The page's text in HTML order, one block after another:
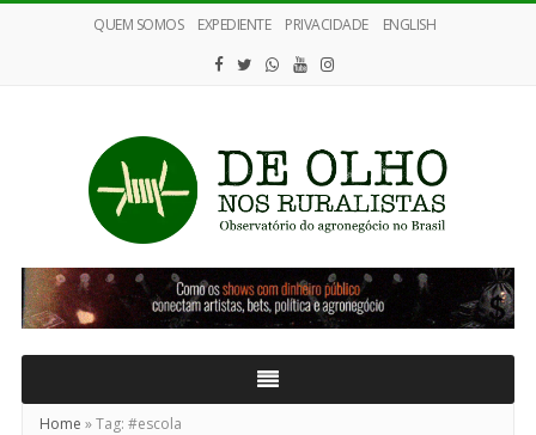
QUEM SOMOS EXPEDIENTE PRIVACIDADE ENGLISH
De
Olho
nos
Home »Tag: #escola